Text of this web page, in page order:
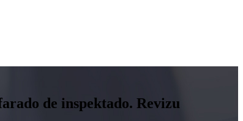
de inspektado. Revizu